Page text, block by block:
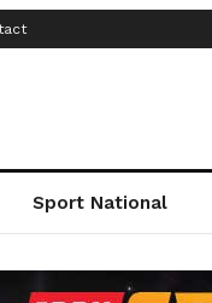
Sport National